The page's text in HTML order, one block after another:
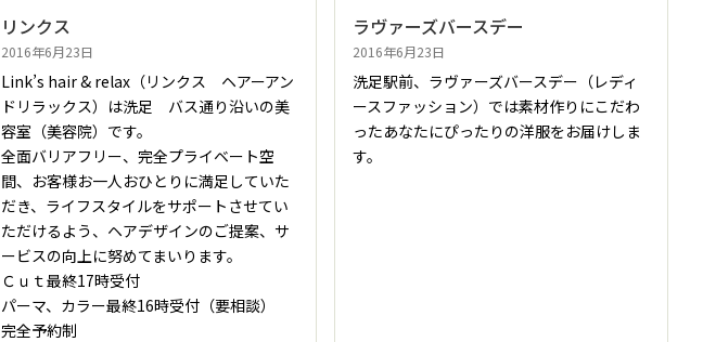
リンクス
2016年6月23日
Link’s hair & relax（リンクス ヘアーアン
ドリラックス）は洗足 バス通り沿いの美
容室（美容院）です。
全面バリアフリー、完全プライベート空
間、お客様お一人おひとりに満足していた
だき、ライフスタイルをサポートさせてい
ただけるよう、ヘアデザインのご提案、サ
ービスの向上に努めてまいります。
Ｃｕｔ最終17時受付
パーマ、カラー最終16時受付（要相談）
完全予約制
ラヴァーズバースデー
2016年6月23日
洗足駅前、ラヴァーズバースデー（レディ
ースファッション）では素材作りにこだわ
ったあなたにぴったりの洋服をお届けしま
す。